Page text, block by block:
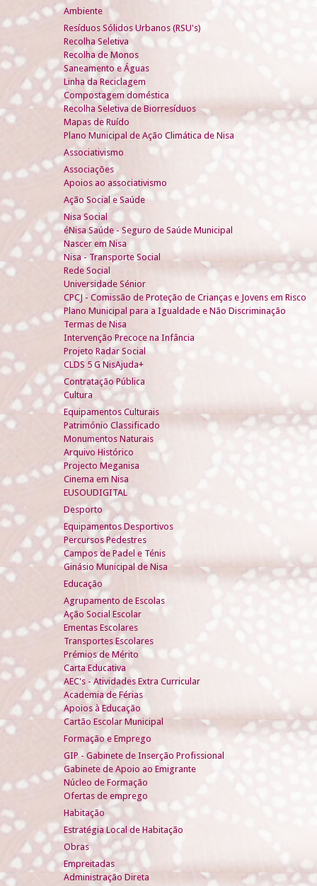
Ambiente
Resíduos Sólidos Urbanos (RSU's)
Recolha Seletiva
Recolha de Monos
Saneamento e Águas
Linha da Reciclagem
Compostagem doméstica
Recolha Seletiva de Biorresíduos
Mapas de Ruído
Plano Municipal de Ação Climática de Nisa
Associativismo
Associações
Apoios ao associativismo
Ação Social e Saúde
Nisa Social
éNisa Saúde - Seguro de Saúde Municipal
Nascer em Nisa
Nisa - Transporte Social
Rede Social
Universidade Sénior
CPCJ - Comissão de Proteção de Crianças e Jovens em Risco
Plano Municipal para a Igualdade e Não Discriminação
Termas de Nisa
Intervenção Precoce na Infância
Projeto Radar Social
CLDS 5 G NisAjuda+
Contratação Pública
Cultura
Equipamentos Culturais
Património Classificado
Monumentos Naturais
Arquivo Histórico
Projecto Meganisa
Cinema em Nisa
EUSOUDIGITAL
Desporto
Equipamentos Desportivos
Percursos Pedestres
Campos de Padel e Ténis
Ginásio Municipal de Nisa
Educação
Agrupamento de Escolas
Ação Social Escolar
Ementas Escolares
Transportes Escolares
Prémios de Mérito
Carta Educativa
AEC's - Atividades Extra Curricular
Academia de Férias
Apoios à Educação
Cartão Escolar Municipal
Formação e Emprego
GIP - Gabinete de Inserção Profissional
Gabinete de Apoio ao Emigrante
Núcleo de Formação
Ofertas de emprego
Habitação
Estratégia Local de Habitação
Obras
Empreitadas
Administração Direta